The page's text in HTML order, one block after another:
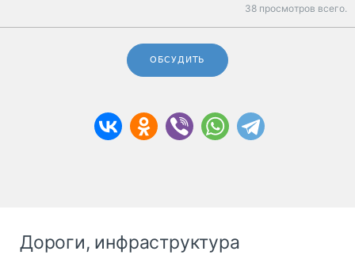
38 просмотров всего.
ОБСУДИТЬ
Дороги, инфраструктура